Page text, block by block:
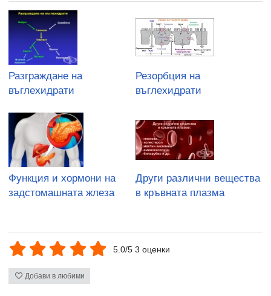
Разграждане на
въглехидрати
Резорбция на
въглехидрати
Функция и хормони на
задстомашната жлеза
Други различни вещества
в кръвната плазма
5.0/5 3 оценки
Добави в любими